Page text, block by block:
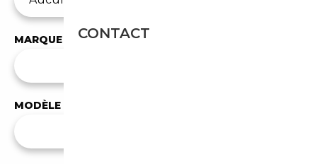
MARQUE
MODÈLE
CONTACT